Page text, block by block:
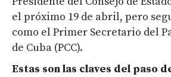
el próximo 19 de abril, pero
como el Primer Secretario del
de Cuba (PCC).
Estas son las claves del paso